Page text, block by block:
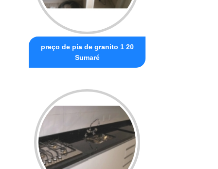
preço de pia de granito 1 20
Sumaré